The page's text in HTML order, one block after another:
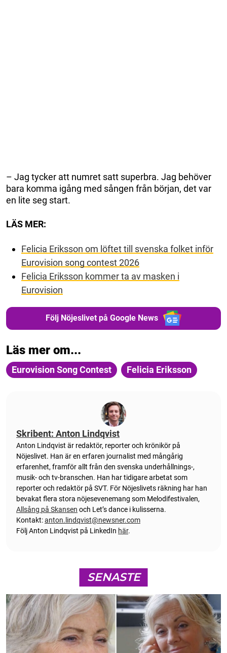
– Jag tycker att numret satt superbra. Jag behöver
bara komma igång med sången från början, det var
en lite seg start.
LÄS MER:
Felicia Eriksson om löftet till svenska folket inför
Eurovision song contest 2026
Felicia Eriksson kommer ta av masken i
Eurovision
Följ Nöjeslivet på Google News
Läs mer om...
Eurovision Song Contest Felicia Eriksson
Skribent: Anton Lindqvist
Anton Lindqvist är redaktör, reporter och krönikör på
Nöjeslivet. Han är en erfaren journalist med mångårig
erfarenhet, framför allt från den svenska underhållnings-,
musik- och tv-branschen. Han har tidigare arbetat som
reporter och redaktör på SVT. För Nöjeslivets räkning har han
bevakat flera stora nöjesevenemang som Melodifestivalen,
Allsång på Skansen och Let’s dance i kulisserna.
Kontakt:anton.lindqvist@newsner.com
Följ Anton Lindqvist på LinkedIn här.
SENASTE